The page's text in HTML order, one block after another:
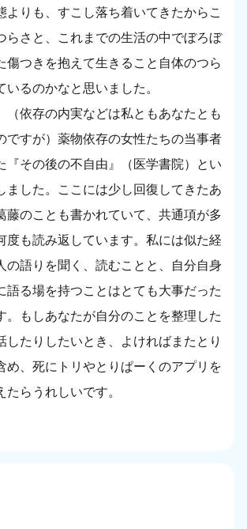
よりも、すこし落ち着いてきたからこ
らさと、これまでの生活の中でぼろぼ
傷つきを抱えて生きること自体のつら
いるのかなと思いました。
（依存の内実などは私ともあなたとも
ですが）薬物依存の女性たちの当事者
『その後の不自由』（医学書院）とい
ました。ここには少し回復してきたあ
藤のことも書かれていて、共通項が多
度も読み返しています。私には似た経
の語りを聞く、読むことと、自分自身
語る場を持つことはとても大事だった
。もしあなたが自分のことを整理した
したりしたいとき、よければまたとり
め、死にトリやとりぱーくのアプリを
たらうれしいです。